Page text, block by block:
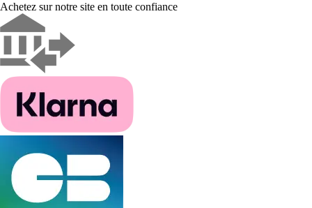
Achetez sur notre site en toute confiance